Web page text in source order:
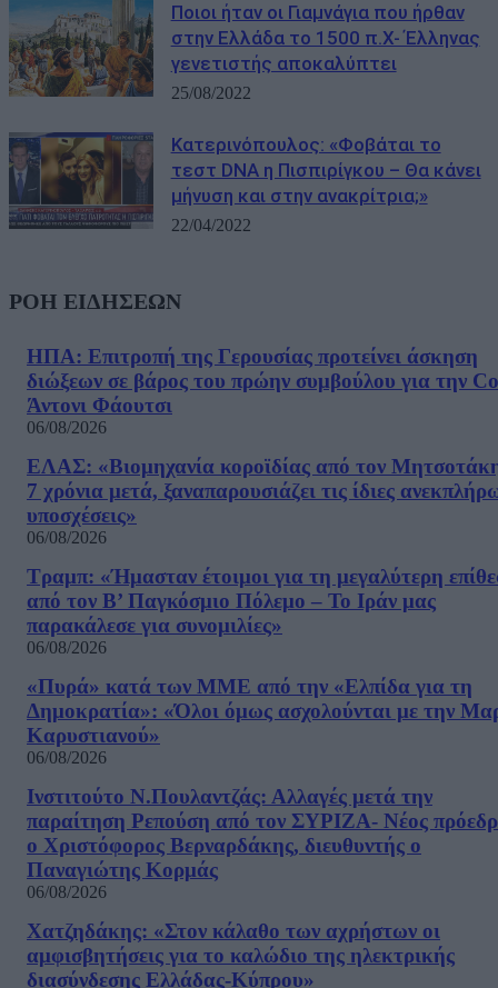
Ποιοι ήταν οι Γιαμνάγια που ήρθαν
στην Ελλάδα το 1500 π.Χ- Έλληνας
γενετιστής αποκαλύπτει
25/08/2022
Κατερινόπουλος: «Φοβάται το
τεστ DNA η Πισπιρίγκου – Θα κάνει
μήνυση και στην ανακρίτρια;»
22/04/2022
ΡΟΗ ΕΙΔΗΣΕΩΝ
ΗΠΑ: Επιτροπή της Γερουσίας προτείνει άσκηση
διώξεων σε βάρος του πρώην συμβούλου για την
Άντονι Φάουτσι
06/08/2026
ΕΛΑΣ: «Βιομηχανία κοροϊδίας από τον
7 χρόνια μετά, ξαναπαρουσιάζει τις ίδιες
υποσχέσεις»
06/08/2026
Τραμπ: «Ήμασταν έτοιμοι για τη μεγαλύτερη
από τον Β’ Παγκόσμιο Πόλεμο – Το Ιράν μας
παρακάλεσε για συνομιλίες»
06/08/2026
«Πυρά» κατά των ΜΜΕ από την «Ελπίδα για τη
Δημοκρατία»: «Όλοι όμως ασχολούνται με την
Καρυστιανού»
06/08/2026
Ινστιτούτο Ν.Πουλαντζάς: Αλλαγές μετά την
παραίτηση Ρεπούση από τον ΣΥΡΙΖΑ- Νέος
ο Χριστόφορος Βερναρδάκης, διευθυντής ο
Παναγιώτης Κορμάς
06/08/2026
Χατζηδάκης: «Στον κάλαθο των αχρήστων οι
αμφισβητήσεις για το καλώδιο της ηλεκτρικής
διασύνδεσης Ελλάδας-Κύπρου»